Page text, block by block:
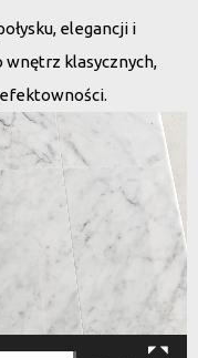
elegancji i
wnętrz klasycznych,